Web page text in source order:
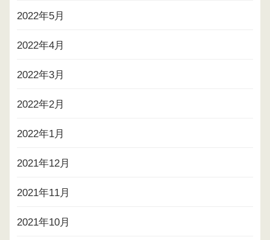
2022年5月
2022年4月
2022年3月
2022年2月
2022年1月
2021年12月
2021年11月
2021年10月